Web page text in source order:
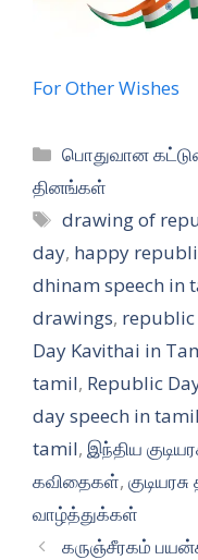
For Other Wishes
Categories
பொதுவான
தினங்கள்
Tags
drawing of
day, happy
dhinam speech in
drawings, republic
Day Kavithai in
tamil, Republic
day speech in
tamil, இந்திய
கவிதைகள்,
வாழ்த்துக்கள்
கருஞ்சீரகம்